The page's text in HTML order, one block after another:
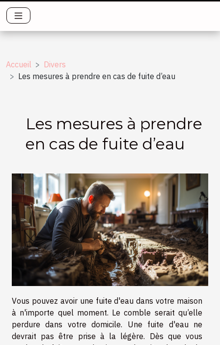
Accueil
Divers
Les mesures à prendre en cas de fuite d’eau
Les mesures à prendre
en cas de fuite d’eau
Vous pouvez avoir une fuite d'eau dans votre maison
à n'importe quel moment. Le comble serait qu’elle
perdure dans votre domicile. Une fuite d'eau ne
devrait pas être prise à la légère. Dès que vous